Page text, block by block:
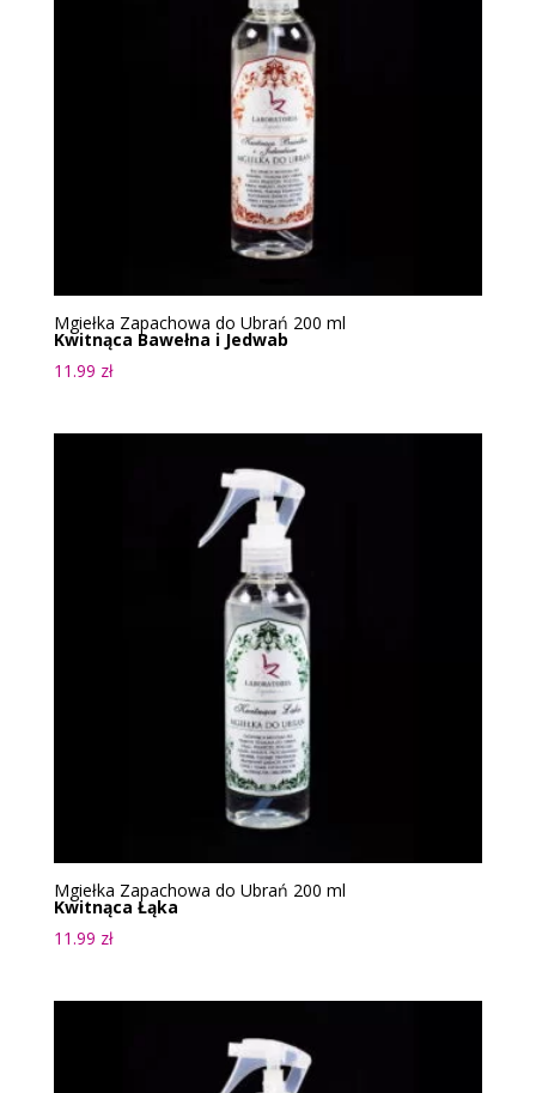
Mgiełka Zapachowa do Ubrań 200 ml
Kwitnąca Bawełna i Jedwab
11.99 zł
Mgiełka Zapachowa do Ubrań 200 ml
Kwitnąca Łąka
11.99 zł